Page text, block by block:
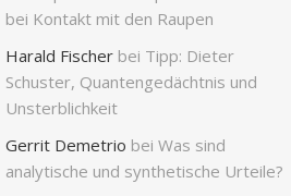
bei Kontakt mit den Raupen
Harald Fischer bei Tipp: Dieter
Schuster, Quantengedächtnis und
Unsterblichkeit
Gerrit Demetrio bei Was sind
analytische und synthetische Urteile?